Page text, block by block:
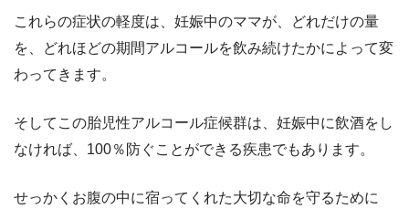
これらの症状の軽度は、妊娠中のママが、どれだけの量
を、どれほどの期間アルコールを飲み続けたかによって変
わってきます。
そしてこの胎児性アルコール症候群は、妊娠中に飲酒をし
なければ、100％防ぐことができる疾患でもあります。
せっかくお腹の中に宿ってくれた大切な命を守るために